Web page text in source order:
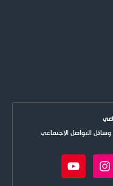
التواصل الاجتماعي